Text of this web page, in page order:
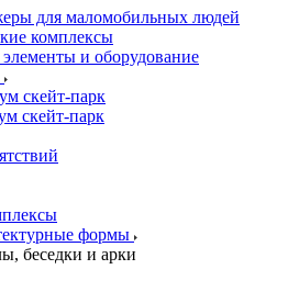
для маломобильных людей
комплексы
и оборудование
скейт-парк
скейт-парк
формы
беседки и арки